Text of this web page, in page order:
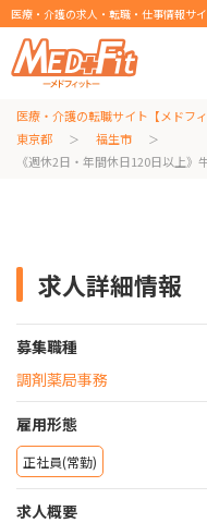
医療・介護の求人・転職・仕事情報サ
医療・介護の転職サイト【メドフィ
東京都
福生市
《週休2日・年間休日120日以上
求人詳細情報
募集職種
調剤薬局事務
雇用形態
正社員(常勤)
求人概要